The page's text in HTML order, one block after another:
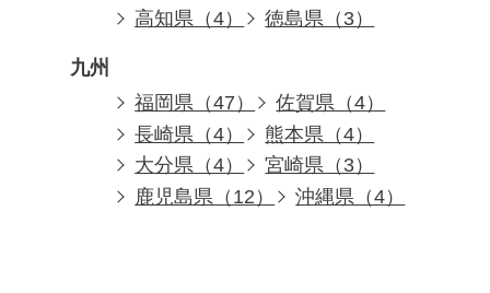
高知県（4）
徳島県（3）
九州
福岡県（47）
佐賀県（4）
長崎県（4）
熊本県（4）
大分県（4）
宮崎県（3）
鹿児島県（12）
沖縄県（4）